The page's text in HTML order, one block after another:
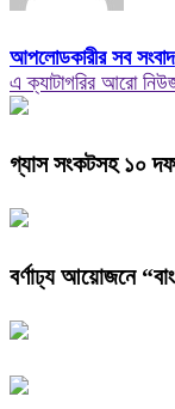
আপলোডকারীর সব সংবাদ
এ ক্যাটাগরির আরো
গ্যাস সংকটসহ ১০
বর্ণাঢ্য আয়োজনে